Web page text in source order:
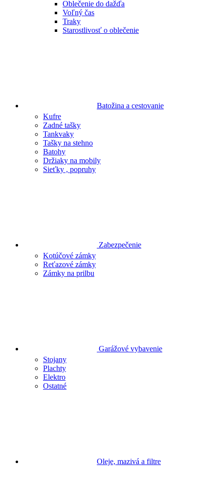
Oblečenie do dažďa
Voľný čas
Traky
Starostlivosť o oblečenie
Batožina a cestovanie
Kufre
Zadné tašky
Tankvaky
Tašky na stehno
Batohy
Držiaky na mobily
Sieťky , popruhy
Zabezpečenie
Kotúčové zámky
Reťazové zámky
Zámky na prilbu
Garážové vybavenie
Stojany
Plachty
Elektro
Ostatné
Oleje, mazivá a filtre